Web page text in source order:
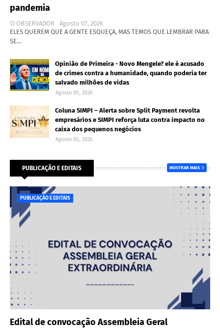
pandemia
O OBSERVADOR
Agosto 07, 2026
ELES QUEREM QUE A GENTE ESQUEÇA, MAS TEMOS QUE LEMBRAR PARA
SE…
Opinião de Primeira - Novo Mengele? ele é acusado
de crimes contra a humanidade, quando poderia ter
salvado milhões de vidas
Agosto 05, 2026
Coluna SIMPI – Alerta sobre Split Payment revolta
empresários e SIMPI reforça luta contra impacto no
caixa dos pequenos negócios
Agosto 05, 2026
PUBLICAÇÃO E EDITAIS MOSTRAR MAIS
PUBLICAÇÃO E EDITAIS
Edital de convocação Assembleia Geral